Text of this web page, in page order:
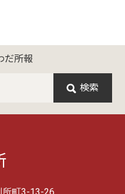
だ所報
検索